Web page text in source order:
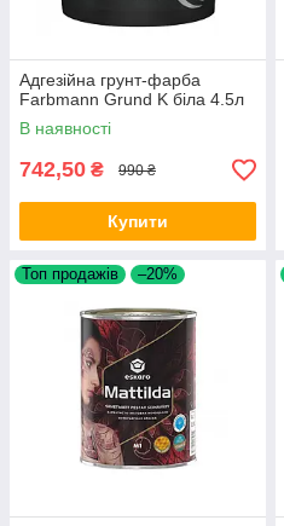
Адгезійна грунт-фарба
Farbmann Grund K біла 4.5л
В наявності
742,50 ₴ 990 ₴
Купити
Топ продажів –20%